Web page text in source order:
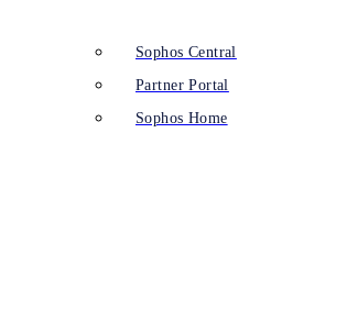
Sophos Central
Partner Portal
Sophos Home